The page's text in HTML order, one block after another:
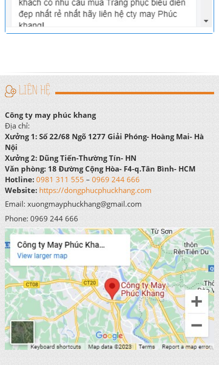
LIÊN HỆ
Công ty may phúc khang
Địa chỉ:
Xưởng 1: Số 22/68 Ngõ 1277 Giải Phóng- Hoàng Mai- Hà
Nội
Xưởng 2: Dũng Tiến-Thường Tín- HN
Văn phòng: 18 Đường Cộng Hòa- F4-q.Tân Bình- HCM
Hotline: 0981 311 555 – 0969 244 666
Website: https://dongphucphuckhang.com
Email: xuongmayphuckhang@gmail.com
Phone: 0969 244 666